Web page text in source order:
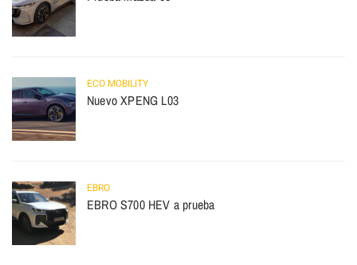
ECO MOBILITY
Nuevo XPENG L03
EBRO
EBRO S700 HEV a prueba